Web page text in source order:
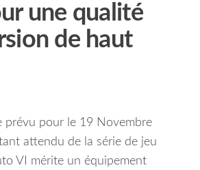
une qualité
de haut
prévu pour le 19 Novembre
attendu de la série de jeu
VI mérite un équipement